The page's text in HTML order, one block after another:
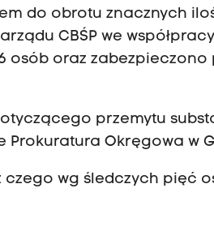
do obrotu znacznych
CBŚP we
osób oraz
przemytu
Okręgowa w
czego wg śledczych pięć